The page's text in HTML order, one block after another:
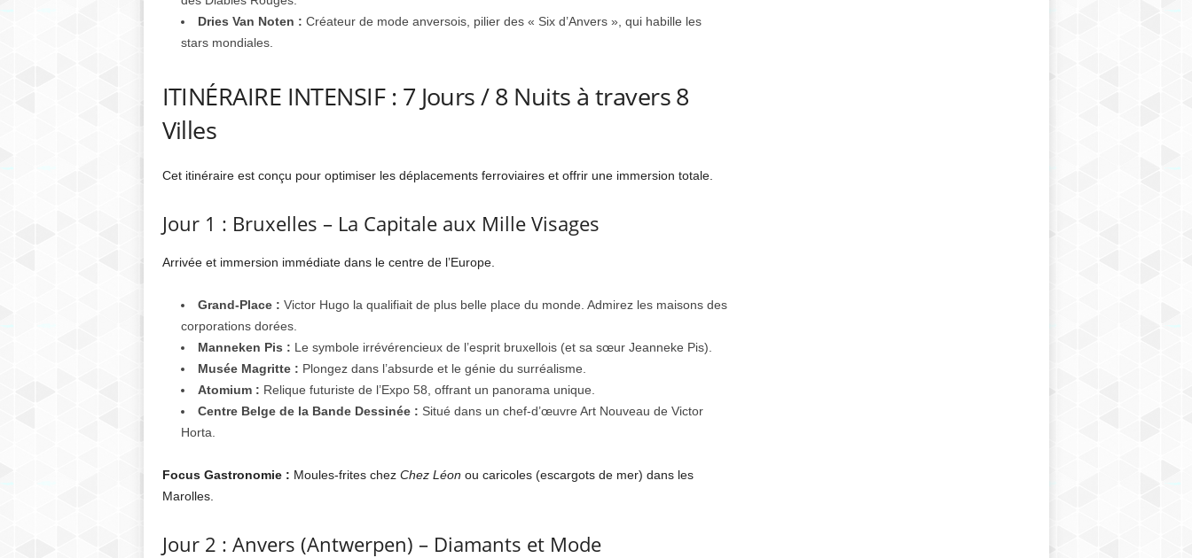
Dries Van Noten : Créateur de mode anversois, pilier des « Six d’Anvers », qui habille les
stars mondiales.
ITINÉRAIRE INTENSIF : 7 Jours / 8 Nuits à travers 8
Villes
Cet itinéraire est conçu pour optimiser les déplacements ferroviaires et offrir une immersion totale.
Jour 1 : Bruxelles – La Capitale aux Mille Visages
Arrivée et immersion immédiate dans le centre de l’Europe.
Grand-Place : Victor Hugo la qualifiait de plus belle place du monde. Admirez les maisons des
corporations dorées.
Manneken Pis : Le symbole irrévérencieux de l’esprit bruxellois (et sa sœur Jeanneke Pis).
Musée Magritte : Plongez dans l’absurde et le génie du surréalisme.
Atomium : Relique futuriste de l’Expo 58, offrant un panorama unique.
Centre Belge de la Bande Dessinée : Situé dans un chef-d’œuvre Art Nouveau de Victor
Horta.
Focus Gastronomie : Moules-frites chez Chez Léon ou caricoles (escargots de mer) dans les
Marolles.
Jour 2 : Anvers (Antwerpen) – Diamants et Mode